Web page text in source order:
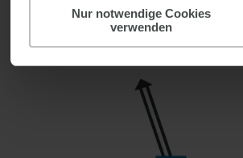
Nur notwendige Cookies
verwenden